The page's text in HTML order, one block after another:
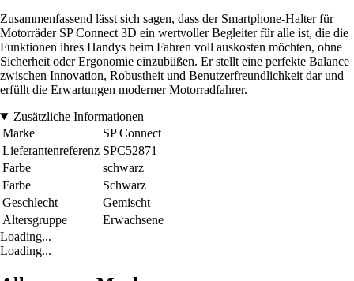
Zusammenfassend lässt sich sagen, dass der Smartphone-Halter für
Motorräder SP Connect 3D ein wertvoller Begleiter für alle ist, die die
Funktionen ihres Handys beim Fahren voll auskosten möchten, ohne
Sicherheit oder Ergonomie einzubüßen. Er stellt eine perfekte Balance
zwischen Innovation, Robustheit und Benutzerfreundlichkeit dar und
erfüllt die Erwartungen moderner Motorradfahrer.
Zusätzliche Informationen
Marke
SP Connect
Lieferantenreferenz SPC52871
Farbe
schwarz
Farbe
Schwarz
Geschlecht
Gemischt
Altersgruppe
Erwachsene
Loading...
Loading...